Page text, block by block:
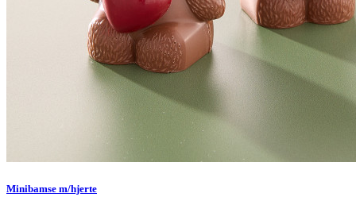
Minibamse m/hjerte